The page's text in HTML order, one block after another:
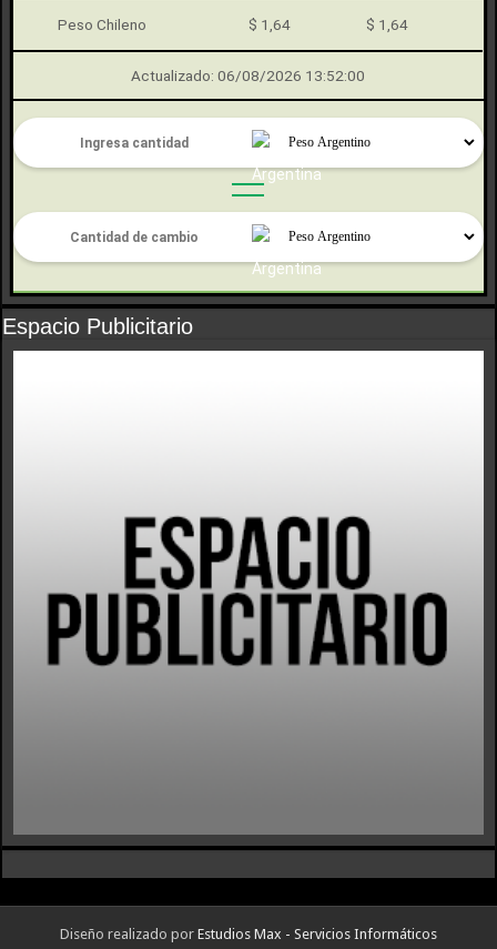
Peso Chileno $ 1,64 $ 1,64
Actualizado: 06/08/2026 13:52:00
Espacio Publicitario
Diseño realizado por Estudios Max - Servicios Informáticos